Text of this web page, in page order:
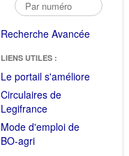
Recherche Avancée
LIENS UTILES :
Le portail s'améliore(Fichier
Circulaires de
Legifrance(Ouvrir
dans
une
Mode d'emploi de
BO-agri(Ouvrir